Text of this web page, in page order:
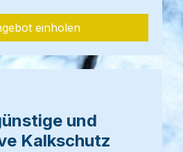
einholen
und
Kalkschutz